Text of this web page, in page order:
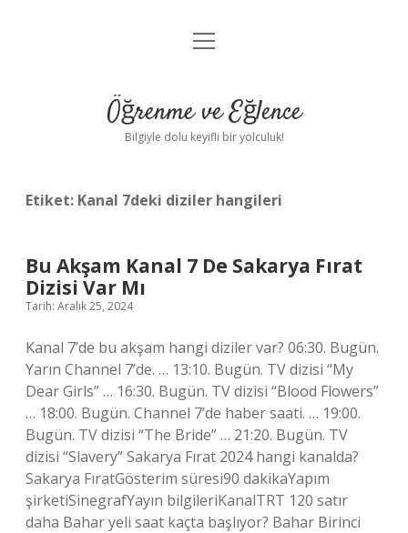
Anasayfa
Yasal Uyarı
menüyü
Öğrenme ve Eğlence
Bilgiyle dolu keyifli bir yolculuk!
Etiket: Kanal 7deki diziler hangileri
Bu Akşam Kanal 7 De Sakarya Fırat
Dizisi Var Mı
Tarih: Aralık 25, 2024
Kanal 7’de bu akşam hangi diziler var? 06:30. Bugün.
Yarın Channel 7’de. … 13:10. Bugün. TV dizisi “My
Dear Girls” … 16:30. Bugün. TV dizisi “Blood Flowers”
… 18:00. Bugün. Channel 7’de haber saati. … 19:00.
Bugün. TV dizisi “The Bride” … 21:20. Bugün. TV
dizisi “Slavery” Sakarya Fırat 2024 hangi kanalda?
Sakarya FıratGösterim süresi90 dakikaYapım
şirketiSinegrafYayın bilgileriKanalTRT 120 satır
daha Bahar yeli saat kaçta başlıyor? Bahar Birinci